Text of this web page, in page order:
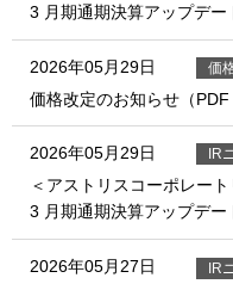
3 月期通期決算アップデー
2026年05月29日 価
価格改定のお知らせ（PDF
2026年05月29日 IR
＜アストリスコーポレー
3 月期通期決算アップデー
2026年05月27日 IR